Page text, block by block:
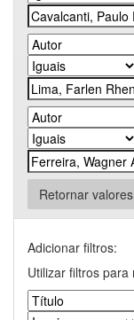
Retornar valores
Adicionar filtros:
Utilizar filtros